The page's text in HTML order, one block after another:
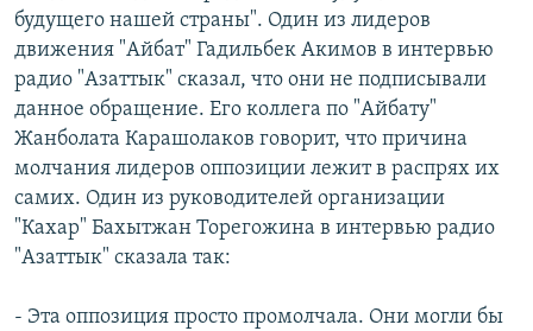
будущего нашей страны". Один из лидеров
движения "Айбат" Гадильбек Акимов в интервью
радио "Азаттык" сказал, что они не подписывали
данное обращение. Его коллега по "Айбату"
Жанболата Карашолаков говорит, что причина
молчания лидеров оппозиции лежит в распрях их
самих. Один из руководителей организации
"Кахар" Бахытжан Торегожина в интервью радио
"Азаттык" сказала так:
- Эта оппозиция просто промолчала. Они могли бы